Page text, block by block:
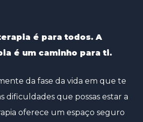
é para todos. A
é um caminho para ti.
da fase da vida em que te
dificuldades que possas estar a
oferece um espaço seguro